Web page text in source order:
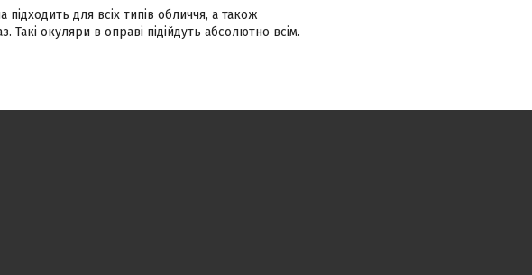
для всіх типів обличчя, а також
окуляри в оправі підійдуть абсолютно всім.